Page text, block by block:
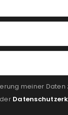
meiner Daten